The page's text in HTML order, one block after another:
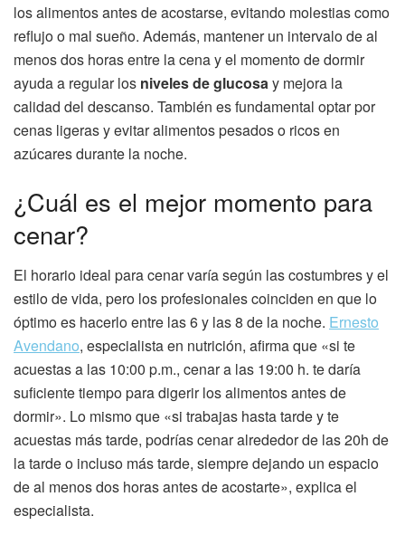
los alimentos antes de acostarse, evitando molestias como
reflujo o mal sueño. Además, mantener un intervalo de al
menos dos horas entre la cena y el momento de dormir
ayuda a regular los niveles de glucosay mejora la
calidad del descanso. También es fundamental optar por
cenas ligeras y evitar alimentos pesados o ricos en
azúcares durante la noche.
¿Cuál es el mejor momento para
cenar?
El horario ideal para cenar varía según las costumbres y el
estilo de vida, pero los profesionales coinciden en que lo
óptimo es hacerlo entre las 6 y las 8 de la noche. Ernesto
Avendano, especialista en nutrición, afirma que «si te
acuestas a las 10:00 p.m., cenar a las 19:00 h. te daría
suficiente tiempo para digerir los alimentos antes de
dormir». Lo mismo que «si trabajas hasta tarde y te
acuestas más tarde, podrías cenar alrededor de las 20h de
la tarde o incluso más tarde, siempre dejando un espacio
de al menos dos horas antes de acostarte», explica el
especialista.